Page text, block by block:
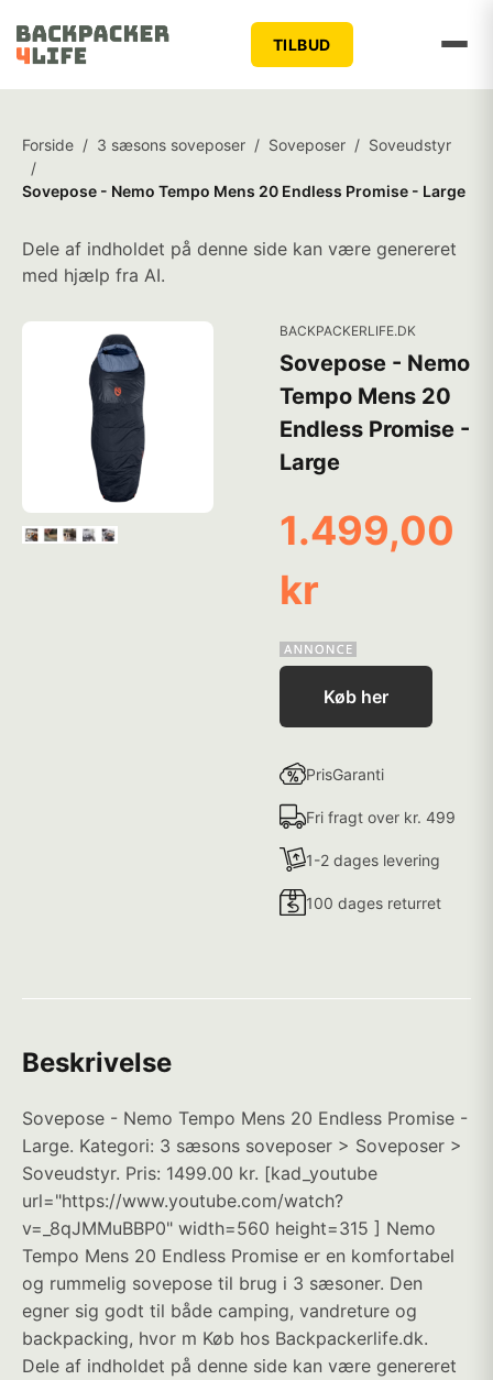
TILBUD
Forside / 3 sæsons soveposer / Soveposer / Soveudstyr
/
Sovepose - Nemo Tempo Mens 20 Endless Promise - Large
Dele af indholdet på denne side kan være genereret
med hjælp fra AI.
BACKPACKERLIFE.DK
Sovepose - Nemo
Tempo Mens 20
Endless Promise -
Large
1.499,00
kr
Køb her
PrisGaranti
Fri fragt over kr. 499
1-2 dages levering
100 dages returret
Beskrivelse
Sovepose - Nemo Tempo Mens 20 Endless Promise -
Large. Kategori: 3 sæsons soveposer > Soveposer >
Soveudstyr. Pris: 1499.00 kr. [kad_youtube
url="https://www.youtube.com/watch?
v=_8qJMMuBBP0" width=560 height=315 ] Nemo
Tempo Mens 20 Endless Promise er en komfortabel
og rummelig sovepose til brug i 3 sæsoner. Den
egner sig godt til både camping, vandreture og
backpacking, hvor m Køb hos Backpackerlife.dk.
Dele af indholdet på denne side kan være genereret